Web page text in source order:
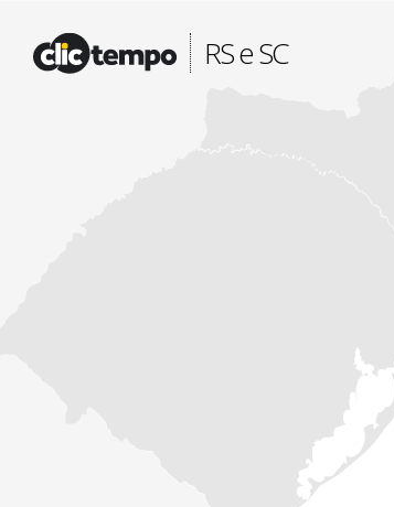
RS e SC